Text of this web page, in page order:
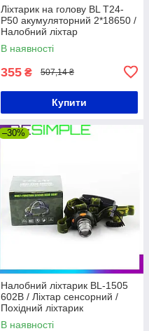
Ліхтарик на голову BL T24-
P50 акумуляторний 2*18650 /
Налобний ліхтар
В наявності
355 ₴ 507,14 ₴
Купити
–30%
Налобний ліхтарик BL-1505
602B / Ліхтар сенсорний /
Похідний ліхтарик
В наявності